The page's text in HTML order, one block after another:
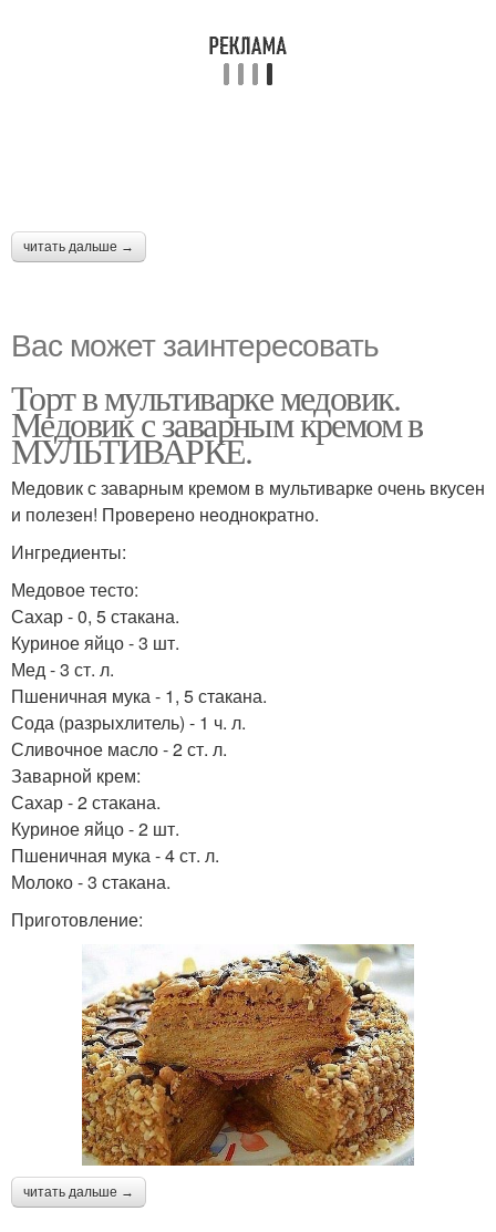
читать дальше →
Вас может заинтересовать
Торт в мультиварке медовик.
Медовик с заварным кремом в
МУЛЬТИВАРКЕ.
Медовик с заварным кремом в мультиварке очень вкусен
и полезен! Проверено неоднократно.
Ингредиенты:
Медовое тесто:
Сахар - 0, 5 стакана.
Куриное яйцо - 3 шт.
Мед - 3 ст. л.
Пшеничная мука - 1, 5 стакана.
Сода (разрыхлитель) - 1 ч. л.
Сливочное масло - 2 ст. л.
Заварной крем:
Сахар - 2 стакана.
Куриное яйцо - 2 шт.
Пшеничная мука - 4 ст. л.
Молоко - 3 стакана.
Приготовление:
читать дальше →